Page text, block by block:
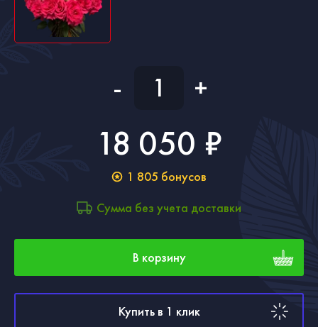
- +
18 050 ₽
1 805 бонусов
Сумма без учета доставки
В корзину
Купить в 1 клик